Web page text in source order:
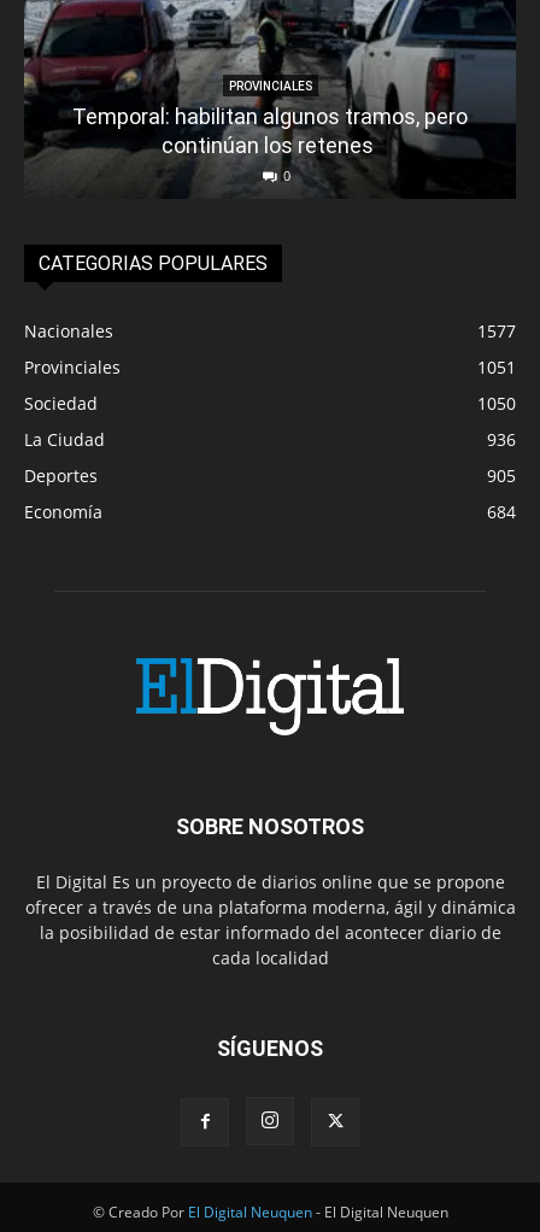
PROVINCIALES
Temporal: habilitan algunos tramos, pero
continúan los retenes
0
CATEGORIAS POPULARES
Nacionales
1577
Provinciales
1051
Sociedad
1050
La Ciudad
936
Deportes
905
Economía
684
SOBRE NOSOTROS
El Digital Es un proyecto de diarios online que se propone
ofrecer a través de una plataforma moderna, ágil y dinámica
la posibilidad de estar informado del acontecer diario de
cada localidad
SÍGUENOS
© Creado Por El Digital Neuquen- El Digital Neuquen